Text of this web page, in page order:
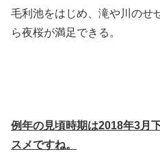
毛利池をはじめ、滝や川のせ
ら夜桜が満足できる。
例年の見頃時期は2018年3月
スメですね。